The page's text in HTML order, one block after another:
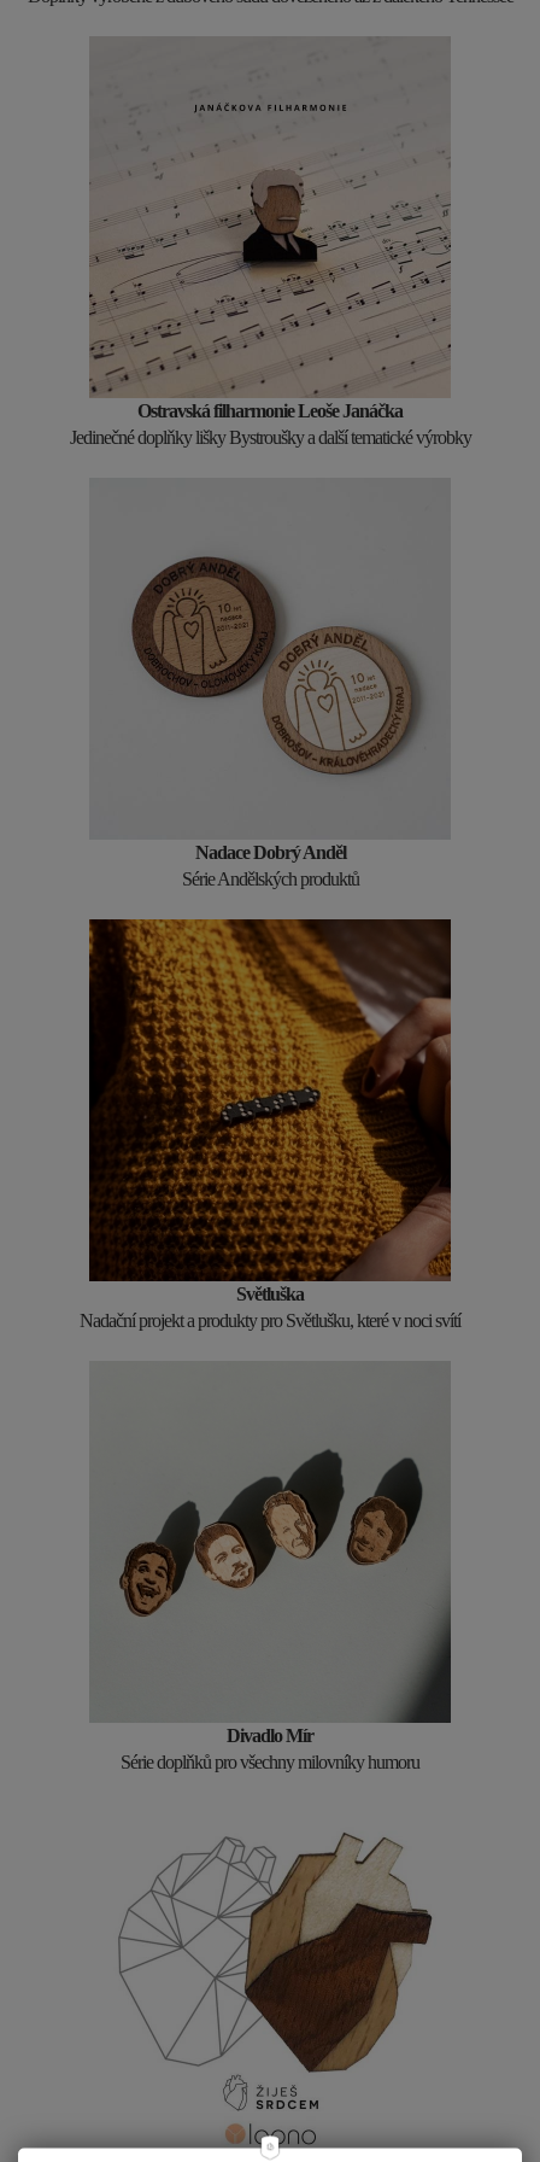
Ostravská filharmonie Leoše Janáčka
Jedinečné doplňky lišky Bystroušky a další tematické výrobky
Nadace Dobrý Anděl
Série Andělských produktů
Světluška
Nadační projekt a produkty pro Světlušku, které v noci svítí
Divadlo Mír
Série doplňků pro všechny milovníky humoru